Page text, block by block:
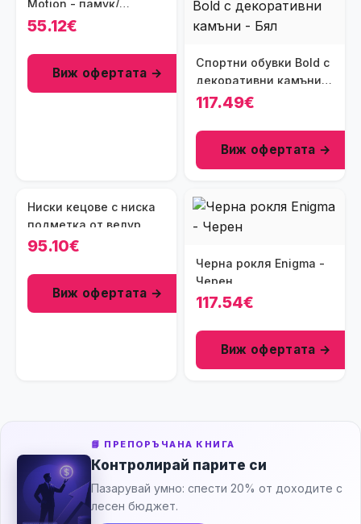
Motion - памук/
полиестер/еластан -
55.12€
Виж офертата →
Спортни обувки Bold с
декоративни камъни -
Бял
117.49€
Виж офертата →
Ниски кецове с ниска
подметка от велур
95.10€
Виж офертата →
Черна рокля Enigma -
Черен
117.54€
Виж офертата →
📘 ПРЕПОРЪЧАНА КНИГА
Контролирай парите си
Пазарувай умно: спести 20% от доходите с
лесен бюджет.